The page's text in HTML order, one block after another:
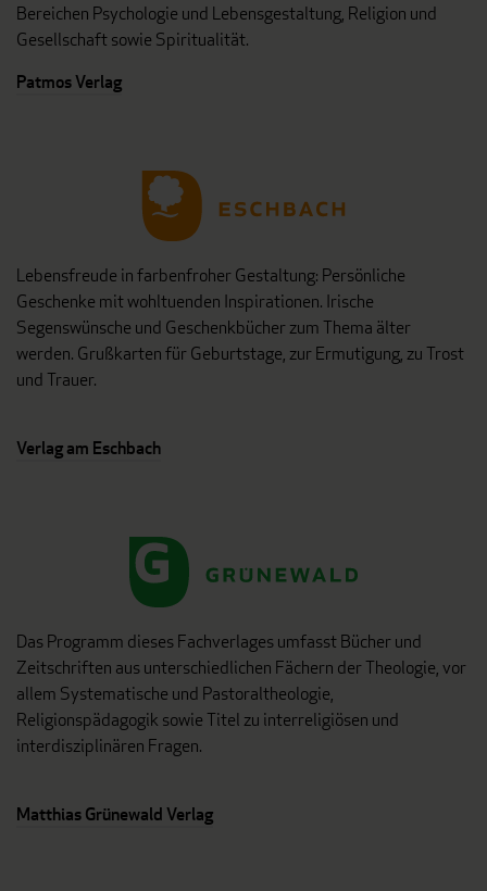
Bereichen Psychologie und Lebensgestaltung, Religion und
Gesellschaft sowie Spiritualität.
Patmos Verlag
Lebensfreude in farbenfroher Gestaltung: Persönliche
Geschenke mit wohltuenden Inspirationen. Irische
Segenswünsche und Geschenkbücher zum Thema älter
werden. Grußkarten für Geburtstage, zur Ermutigung, zu Trost
und Trauer.
Verlag am Eschbach
Das Programm dieses Fachverlages umfasst Bücher und
Zeitschriften aus unterschiedlichen Fächern der Theologie, vor
allem Systematische und Pastoraltheologie,
Religionspädagogik sowie Titel zu interreligiösen und
interdisziplinären Fragen.
Matthias Grünewald Verlag